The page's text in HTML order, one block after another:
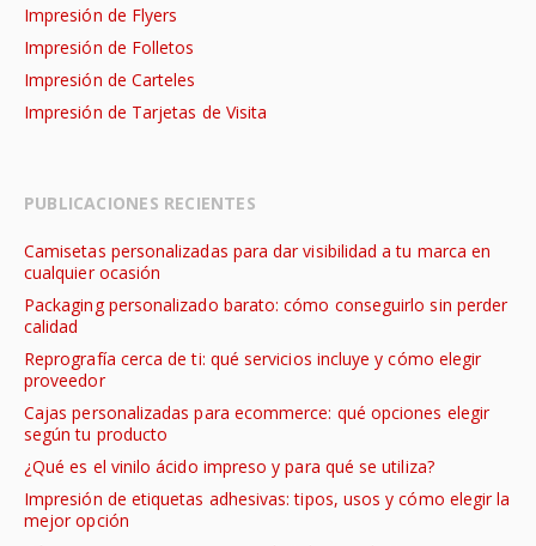
Impresión de Flyers
Impresión de Folletos
Impresión de Carteles
Impresión de Tarjetas de Visita
PUBLICACIONES RECIENTES
Camisetas personalizadas para dar visibilidad a tu marca en
cualquier ocasión
Packaging personalizado barato: cómo conseguirlo sin perder
calidad
Reprografía cerca de ti: qué servicios incluye y cómo elegir
proveedor
Cajas personalizadas para ecommerce: qué opciones elegir
según tu producto
¿Qué es el vinilo ácido impreso y para qué se utiliza?
Impresión de etiquetas adhesivas: tipos, usos y cómo elegir la
mejor opción